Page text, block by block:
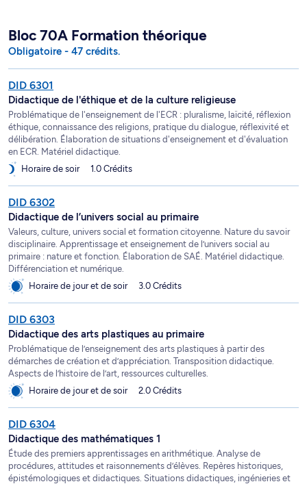
Bloc 70A Formation théorique
Obligatoire - 47 crédits.
DID 6301
Didactique de l'éthique et de la culture religieuse
Problématique de l'enseignement de l'ECR : pluralisme, laïcité, réflexion
éthique, connaissance des religions, pratique du dialogue, réflexivité et
délibération. Élaboration de situations d'enseignement et d'évaluation
en ECR. Matériel didactique.
Horaire de soir
1.0 Crédits
DID 6302
Didactique de l’univers social au primaire
Valeurs, culture, univers social et formation citoyenne. Nature du savoir
disciplinaire. Apprentissage et enseignement de l’univers social au
primaire : nature et fonction. Élaboration de SAÉ. Matériel didactique.
Différenciation et numérique.
Horaire de jour et de soir
3.0 Crédits
DID 6303
Didactique des arts plastiques au primaire
Problématique de l’enseignement des arts plastiques à partir des
démarches de création et d’appréciation. Transposition didactique.
Aspects de l’histoire de l’art, ressources culturelles.
Horaire de jour et de soir
2.0 Crédits
DID 6304
Didactique des mathématiques 1
Étude des premiers apprentissages en arithmétique. Analyse de
procédures, attitudes et raisonnements d’élèves. Repères historiques,
épistémologiques et didactiques. Situations didactiques, ingénieries et